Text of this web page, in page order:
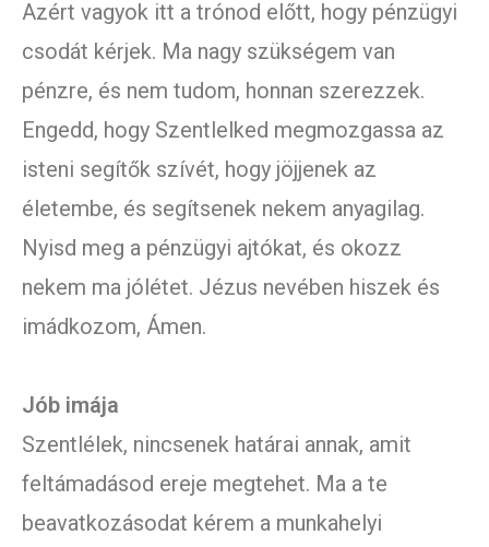
Azért vagyok itt a trónod előtt, hogy pénzügyi
csodát kérjek. Ma nagy szükségem van
pénzre, és nem tudom, honnan szerezzek.
Engedd, hogy Szentlelked megmozgassa az
isteni segítők szívét, hogy jöjjenek az
életembe, és segítsenek nekem anyagilag.
Nyisd meg a pénzügyi ajtókat, és okozz
nekem ma jólétet. Jézus nevében hiszek és
imádkozom, Ámen.
Jób imája
Szentlélek, nincsenek határai annak, amit
feltámadásod ereje megtehet. Ma a te
beavatkozásodat kérem a munkahelyi